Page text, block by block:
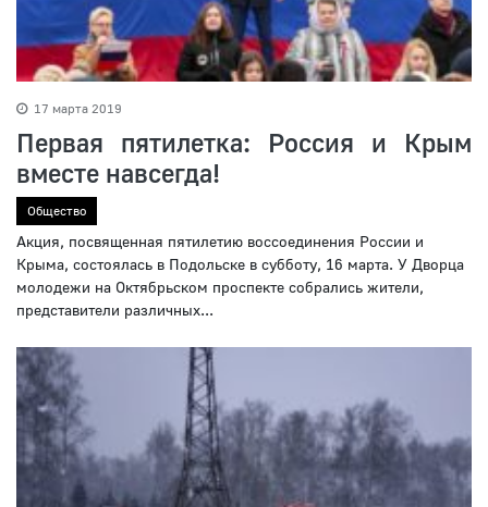
17 марта 2019
Первая пятилетка: Россия и Крым
вместе навсегда!
Общество
Акция, посвященная пятилетию воссоединения России и
Крыма, состоялась в Подольске в субботу, 16 марта. У Дворца
молодежи на Октябрьском проспекте собрались жители,
представители различных...